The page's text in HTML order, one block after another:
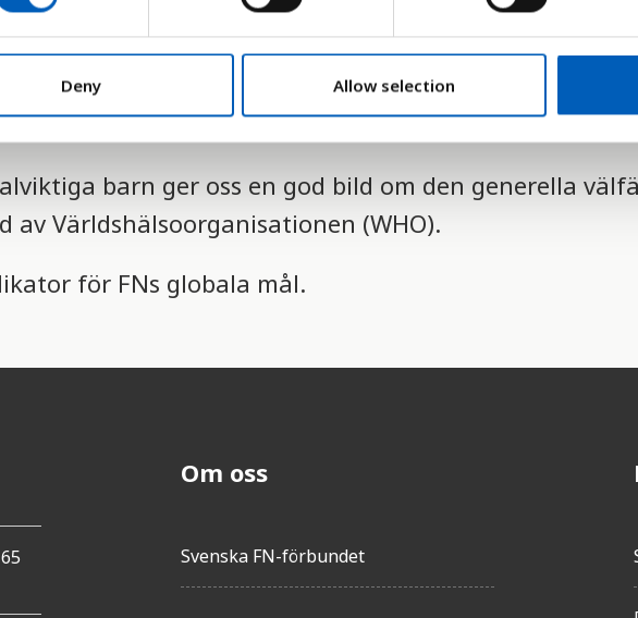
Deny Allow selection
barn ger oss en god bild om den generella
av Världshälsoorganisationen (WHO).
för FNs globala mål.
Om oss
Svenska FN-förbundet